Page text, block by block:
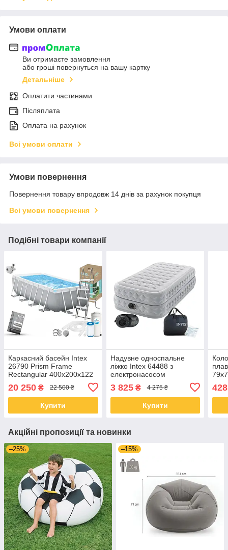
Умови оплати
Ви отримаєте замовлення
або гроші повернуться на вашу картку
Детальніше
Оплатити частинами
Післяплата
Оплата на рахунок
Всі умови оплати
Умови повернення
Повернення товару впродовж 14 днів за рахунок покупця
Всі умови повернення
Подібні товари компанії
Каркасний басейн Intex
26790 Prism Frame
Rectangular 400x200x122
см з насосом, фільтром та
драбиною
20 250 ₴ 22 500 ₴
Купити
Надувне односпальне
ліжко Intex 64488 з
електронасосом
3 825₴ 4 275 ₴
Купити
428
Акційні пропозиції та новинки
–25% –15%